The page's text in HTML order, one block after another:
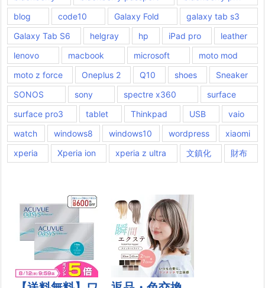
blog
code10 Galaxy Fold
galaxy tab s3
Galaxy Tab S6
helgray hp iPad pro
leather
lenovo
macbook microsoft
moto mod
moto z force
Oneplus 2 Q10 shoes
Sneaker
SONOS
sony spectre x360
surface
surface pro3
tablet Thinkpad USB
vaio
watch
windows8 windows10 wordpress
xiaomi
xperia
Xperia ion xperia z ultra 文鎮化 財布